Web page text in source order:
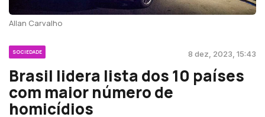
Allan Carvalho
SOCIEDADE 8 dez, 2023, 15:43
Brasil lidera lista dos 10 países
com maior número de
homicídios